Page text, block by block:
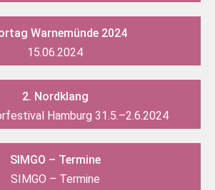
Warnemünde 2024
15.06.2024
2. Nordklang
Hamburg 31.5.–2.6.2024
SIMGO – Termine
SIMGO – Termine